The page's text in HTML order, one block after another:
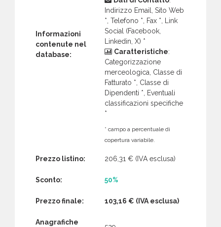
Informazioni
contenute nel
database:
Indirizzo Email, Sito Web
*, Telefono *, Fax *, Link
Social (Facebook,
Linkedin, X) *
Caratteristiche:
Categorizzazione
merceologica, Classe di
Fatturato *, Classe di
Dipendenti *, Eventuali
classificazioni specifiche
*
* campo a percentuale di
copertura variabile.
Prezzo listino: 206,31 € (IVA esclusa)
Sconto: 50%
Prezzo finale: 103,16 € (IVA esclusa)
Anagrafiche